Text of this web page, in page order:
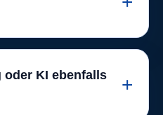
KI ebenfalls